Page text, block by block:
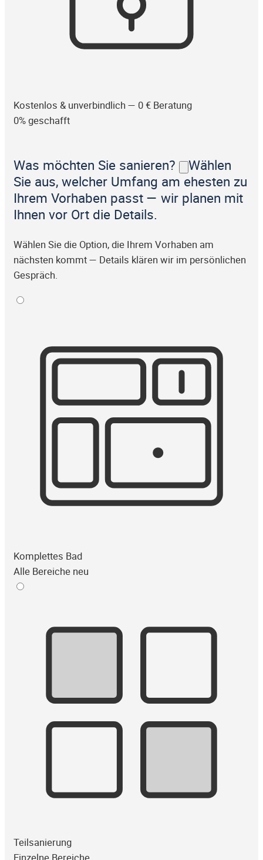
Kostenlos & unverbindlich — 0 € Beratung
0% geschafft
Was möchten Sie sanieren?
Wählen
Sie aus, welcher Umfang am ehesten zu
Ihrem Vorhaben passt — wir planen mit
Ihnen vor Ort die Details.
Wählen Sie die Option, die Ihrem Vorhaben am
nächsten kommt — Details klären wir im persönlichen
Gespräch.
Komplettes Bad
Alle Bereiche neu
Teilsanierung